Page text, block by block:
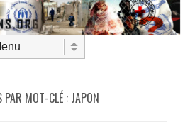
PAR MOT-CLÉ : JAPON